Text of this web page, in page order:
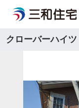
クローバーハイ